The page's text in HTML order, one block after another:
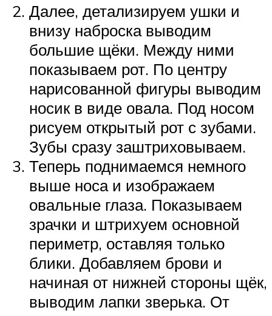
Далее, детализируем ушки и
внизу наброска выводим
большие щёки. Между ними
показываем рот. По центру
нарисованной фигуры выводим
носик в виде овала. Под носом
рисуем открытый рот с зубами.
Зубы сразу заштриховываем.
Теперь поднимаемся немного
выше носа и изображаем
овальные глаза. Показываем
зрачки и штрихуем основной
периметр, оставляя только
блики. Добавляем брови и
начиная от нижней стороны щёк,
выводим лапки зверька. От